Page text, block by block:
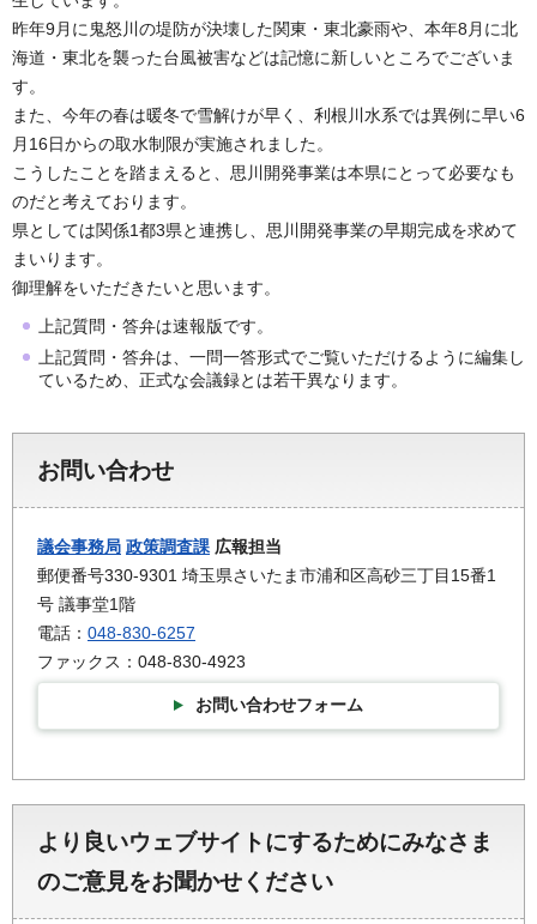
昨年9月に鬼怒川の堤防が決壊した関東・東北豪雨や、本年8月に北
海道・東北を襲った台風被害などは記憶に新しいところでございま
す。
また、今年の春は暖冬で雪解けが早く、利根川水系では異例に早い6
月16日からの取水制限が実施されました。
こうしたことを踏まえると、思川開発事業は本県にとって必要なも
のだと考えております。
県としては関係1都3県と連携し、思川開発事業の早期完成を求めて
まいります。
御理解をいただきたいと思います。
上記質問・答弁は速報版です。
上記質問・答弁は、一問一答形式でご覧いただけるように編集し
ているため、正式な会議録とは若干異なります。
お問い合わせ
議会事務局 政策調査課 広報担当
郵便番号330-9301 埼玉県さいたま市浦和区高砂三丁目15番1
号 議事堂1階
電話： 048-830-6257
ファックス：048-830-4923
お問い合わせフォーム
より良いウェブサイトにするためにみなさま
のご意見をお聞かせください